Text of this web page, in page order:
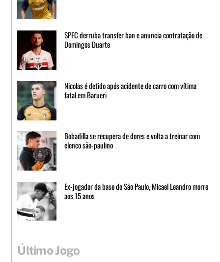
SPFC derruba transfer ban e anuncia contratação de
Domingos Duarte
Nicolas é detido após acidente de carro com vítima
fatal em Barueri
Bobadilla se recupera de dores e volta a treinar com
elenco são-paulino
Ex-jogador da base do São Paulo, Micael Leandro morre
aos 15 anos
Último Jogo